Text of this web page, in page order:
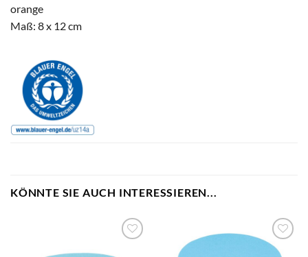
orange
Maß: 8 x 12 cm
KÖNNTE SIE AUCH INTERESSIEREN...
zum